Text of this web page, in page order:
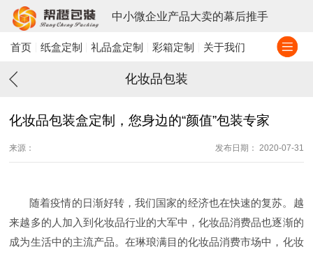
中小微企业产品大卖的幕后推手
首页 纸盒定制 礼品盒定制 彩箱定制 关于我们
化妆品包装
化妆品包装盒定制，您身边的“颜值”包装专家
来源： 发布日期： 2020-07-31
随着疫情的日渐好转，我们国家的经济也在快速的复苏。越
来越多的人加入到化妆品行业的大军中，化妆品消费品也逐渐的
成为生活中的主流产品。在琳琅满目的化妆品消费市场中，化妆